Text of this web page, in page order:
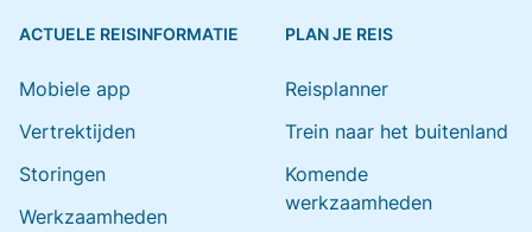
ACTUELE REISINFORMATIE
Mobiele app
Vertrektijden
Storingen
Werkzaamheden
PLAN JE REIS
Reisplanner
Trein naar het buitenland
Komende
werkzaamheden